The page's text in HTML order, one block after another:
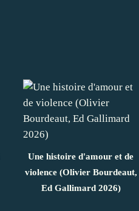
Une histoire d'amour et de
violence (Olivier Bourdeaut,
Ed Gallimard 2026)